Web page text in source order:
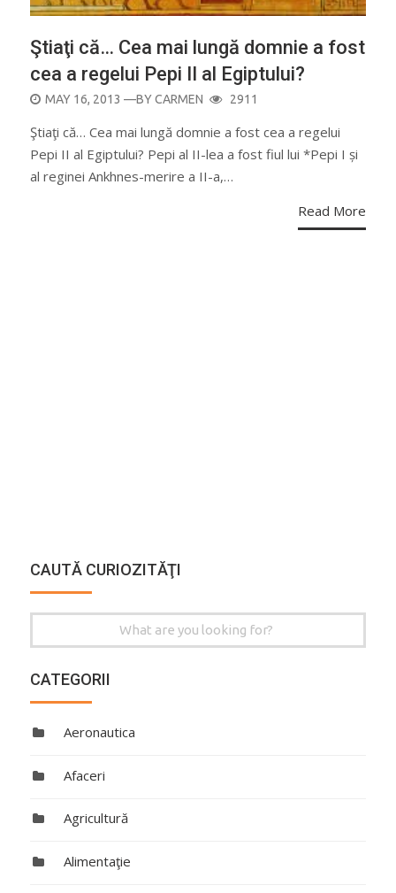
Ştiaţi că… Cea mai lungă domnie a fost
cea a regelui Pepi II al Egiptului?
POSTED
MAY 16, 2013 —BYCARMEN 2911
Ştiaţi că… Cea mai lungă domnie a fost cea a regelui
Pepi II al Egiptului? Pepi al II-lea a fost fiul lui *Pepi I și
al reginei Ankhnes-merire a II-a,…
Read More
CAUTĂ CURIOZITĂŢI
Search
CATEGORII
Aeronautica
Afaceri
Agricultură
Alimentaţie